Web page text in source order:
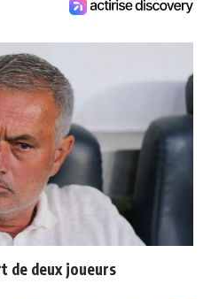
de deux joueurs